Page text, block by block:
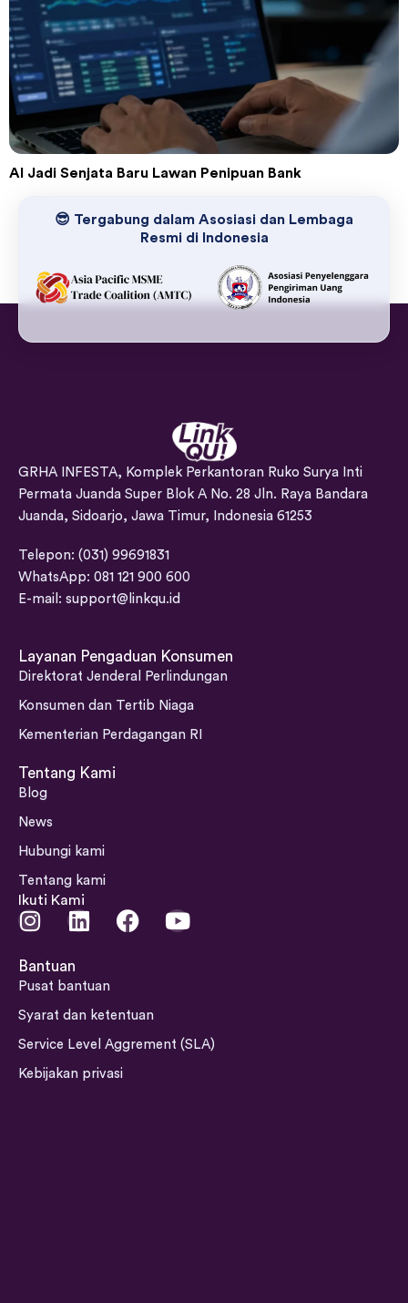
AI Jadi Senjata Baru Lawan Penipuan Bank
😎 Tergabung dalam Asosiasi dan Lembaga
Resmi di Indonesia
GRHA INFESTA, Komplek Perkantoran Ruko Surya Inti
Permata Juanda Super Blok A No. 28 Jln. Raya Bandara
Juanda, Sidoarjo, Jawa Timur, Indonesia 61253
Telepon: (031) 99691831
WhatsApp: 081 121 900 600
E-mail: support@linkqu.id
Layanan Pengaduan Konsumen
Direktorat Jenderal Perlindungan
Konsumen dan Tertib Niaga
Kementerian Perdagangan RI
Tentang Kami
Blog
News
Hubungi kami
Tentang kami
Ikuti Kami
I
s
t
a
r
a
L
k
e
i
n
F
b
o
Y
b
e
Bantuan
Pusat bantuan
Syarat dan ketentuan
Service Level Aggrement (SLA)
Kebijakan privasi